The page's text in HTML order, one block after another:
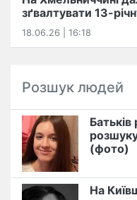
зґвалтувати 13-
18.06.26 | 16:18
Розшук людей
(фото)
На